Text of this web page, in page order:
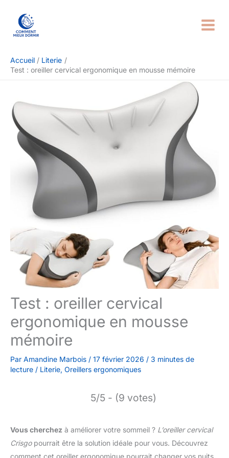
contenu
Accueil
Literie
Test : oreiller cervical ergonomique en mousse mémoire
Test : oreiller cervical
ergonomique en mousse
mémoire
Par Amandine Marbois / 17 février 2026 / 3 minutes de
lecture / Literie, Oreillers ergonomiques
5/5 - (9 votes)
Vous cherchez à améliorer votre sommeil ? L’oreiller cervical
Crisgopourrait être la solution idéale pour vous. Découvrez
comment cet oreiller ergonomique pourrait changer vos nuits.